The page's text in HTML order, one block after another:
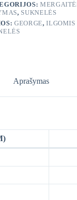
, SUKNELĖS
GEORGE,ILGOMIS
Aprašymas